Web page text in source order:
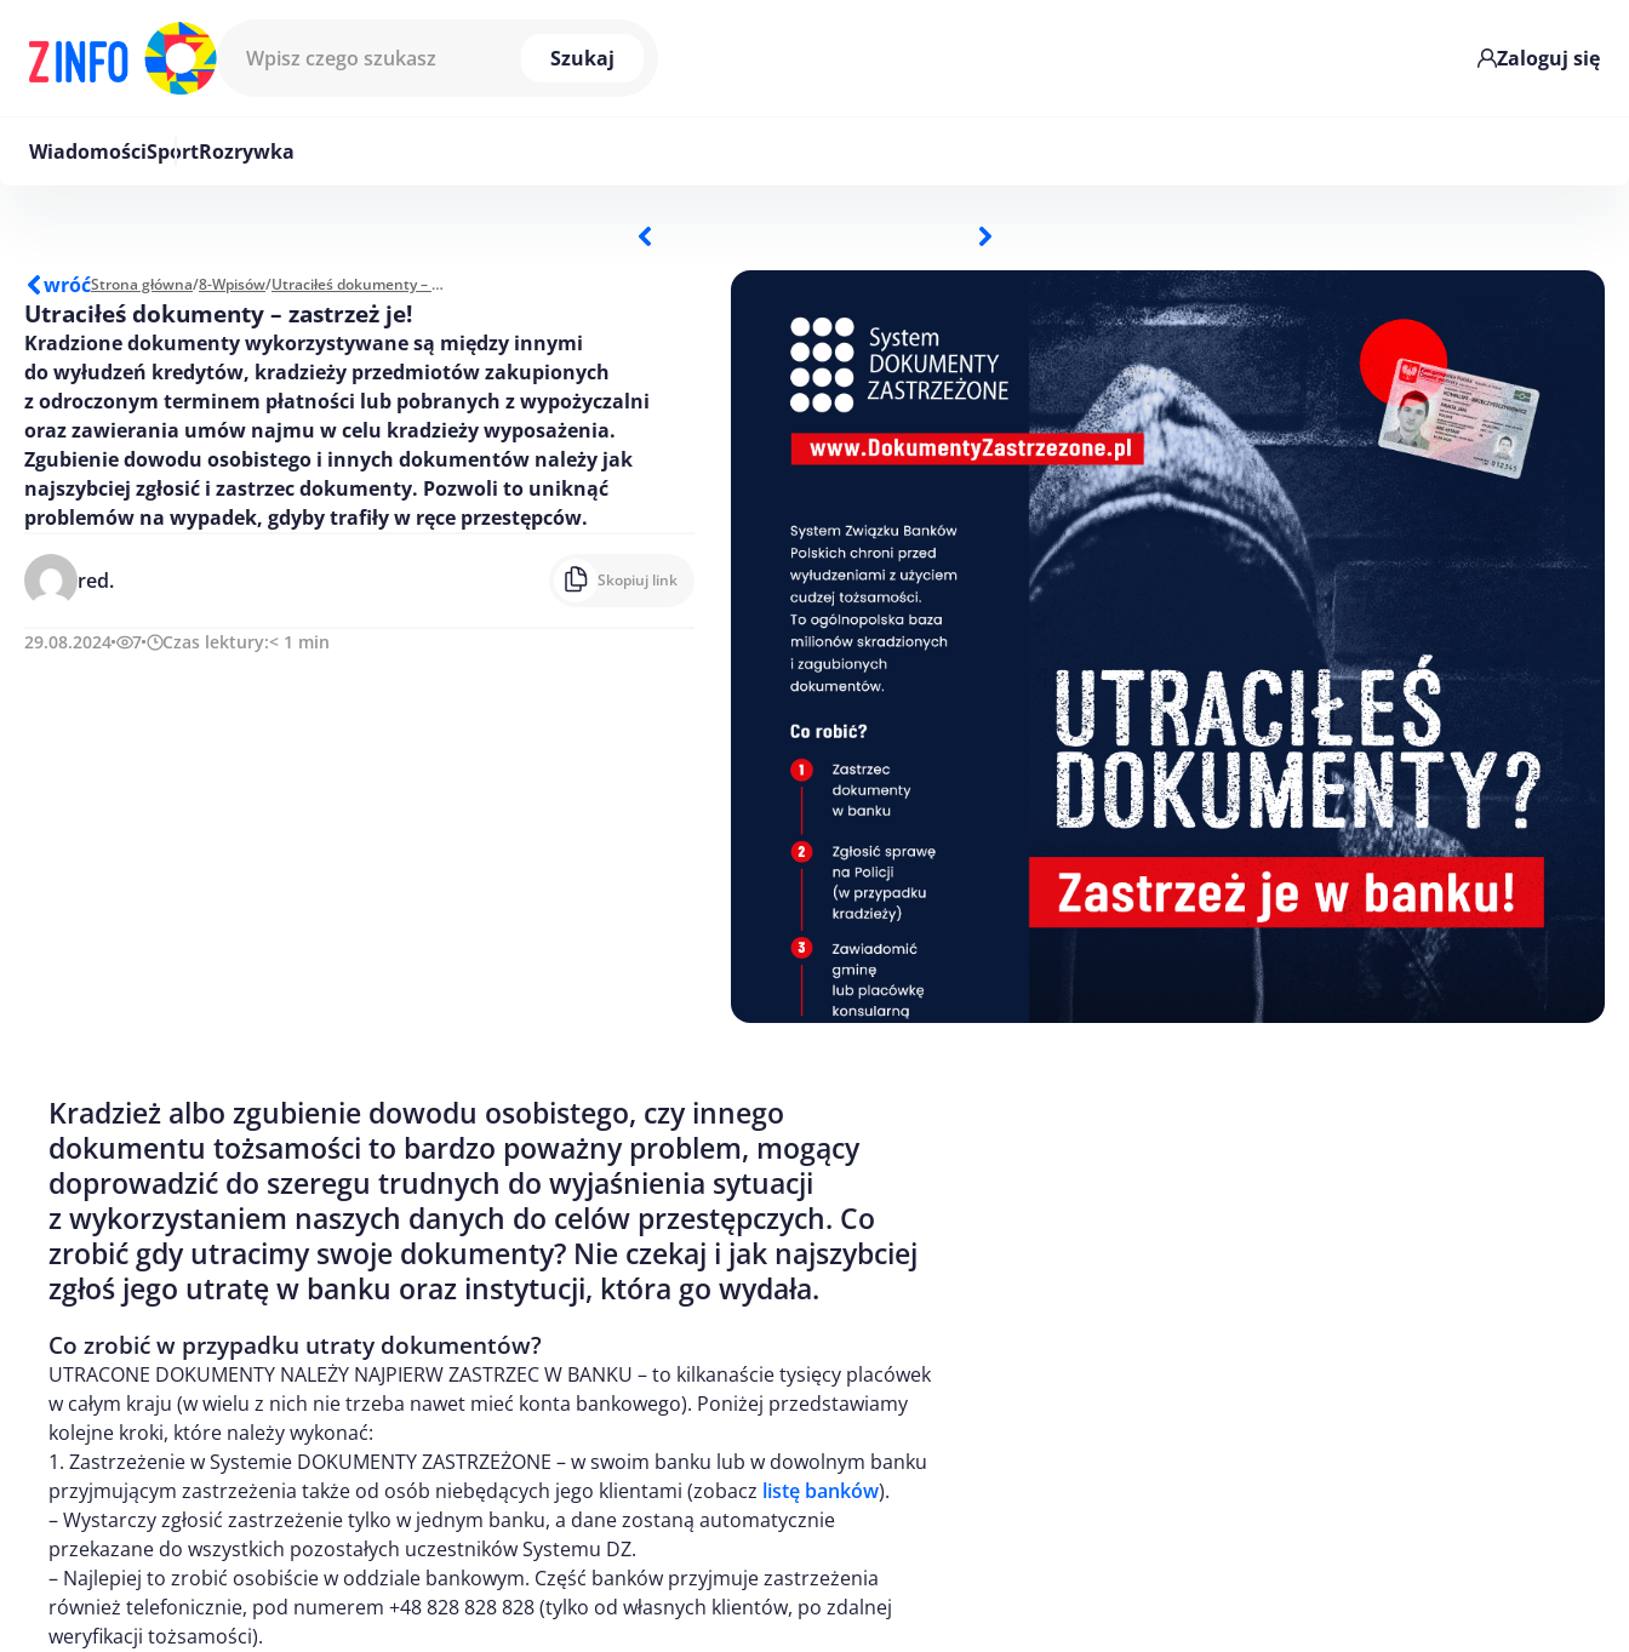
Szukaj
Zaloguj się
WiadomościSportRozrywka
wróćStrona główna/8-Wpisów/ Utraciłeś dokumenty – zastrzeż je!
Utraciłeś dokumenty – zastrzeż je!
Kradzione dokumenty wykorzystywane są między innymi
do wyłudzeń kredytów, kradzieży przedmiotów zakupionych
z odroczonym terminem płatności lub pobranych z wypożyczalni
oraz zawierania umów najmu w celu kradzieży wyposażenia.
Zgubienie dowodu osobistego i innych dokumentów należy jak
najszybciej zgłosić i zastrzec dokumenty. Pozwoli to uniknąć
problemów na wypadek, gdyby trafiły w ręce przestępców.
red. Skopiuj link
29.08.2024 7 Czas lektury:< 1 min
Kradzież albo zgubienie dowodu osobistego, czy innego
dokumentu tożsamości to bardzo poważny problem, mogący
doprowadzić do szeregu trudnych do wyjaśnienia sytuacji
z wykorzystaniem naszych danych do celów przestępczych. Co
zrobić gdy utracimy swoje dokumenty? Nie czekaj i jak najszybciej
zgłoś jego utratę w banku oraz instytucji, która go wydała.
Co zrobić w przypadku utraty dokumentów?
UTRACONE DOKUMENTY NALEŻY NAJPIERW ZASTRZEC W BANKU – to kilkanaście tysięcy placówek
w całym kraju (w wielu z nich nie trzeba nawet mieć konta bankowego). Poniżej przedstawiamy
kolejne kroki, które należy wykonać:
1. Zastrzeżenie w Systemie DOKUMENTY ZASTRZEŻONE – w swoim banku lub w dowolnym banku
przyjmującym zastrzeżenia także od osób niebędących jego klientami (zobacz listę banków).
– Wystarczy zgłosić zastrzeżenie tylko w jednym banku, a dane zostaną automatycznie
przekazane do wszystkich pozostałych uczestników Systemu DZ.
– Najlepiej to zrobić osobiście w oddziale bankowym. Część banków przyjmuje zastrzeżenia
również telefonicznie, pod numerem +48 828 828 828 (tylko od własnych klientów, po zdalnej
weryfikacji tożsamości).